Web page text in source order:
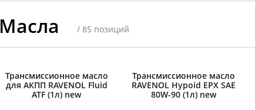
Масла / 85 позиций
Трансмиссионное масло
для АКПП RAVENOL Fluid
ATF (1л) new
Трансмиссионное масло
RAVENOL Hypoid EPX SAE
80W-90 (1л) new